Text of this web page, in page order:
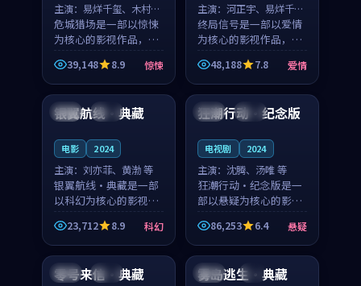
主演： 易烊千玺、木村拓
哉 等
危城猎场是一部以惊悚
为核心的影视作品，围
绕危机、反转与人物成
长展开，整体节奏紧
凑，值得推荐观看。
39,148 8.9 惊悚
主演： 河正宇、易烊千玺
等
终局信号是一部以爱情
为核心的影视作品，围
绕危机、反转与人物成
长展开，整体节奏紧
凑，值得推荐观看。
48,188 7.8 爱情
中国 院线
银翼航线·典藏
电影 2024
主演： 刘亦菲、黄渤 等
银翼航线·典藏是一部
以科幻为核心的影视作
品，围绕危机、反转与
人物成长展开，整体节
奏紧凑，值得推荐观
23,712 8.9 科幻
法国 院线
狂潮行动·纪念版
电视剧 2024
主演： 沈腾、汤唯 等
狂潮行动·纪念版是一
部以悬疑为核心的影视
作品，围绕危机、反转
与人物成长展开，整体
节奏紧凑，值得推荐观
看。
86,253 6.4 悬疑
韩国 完结
零号来信·典藏 中国 4K
雾岛逃生·典藏